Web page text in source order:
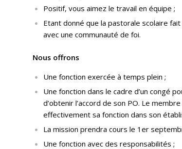
Positif, vous aimez le travail en équipe ;
Etant donné que la pastorale scolaire
avec une communauté de foi.
Nous offrons
Une fonction exercée à temps plein ;
Une fonction dans le cadre d’un congé
d’obtenir l’accord de son PO. Le
effectivement sa fonction dans son
La mission prendra cours le 1er
Une fonction avec des responsabilités ;